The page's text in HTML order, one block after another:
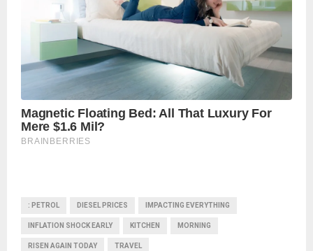
: PETROL DIESEL PRICES IMPACTING EVERYTHING
INFLATION SHOCK EARLY KITCHEN MORNING
RISEN AGAIN TODAY TRAVEL